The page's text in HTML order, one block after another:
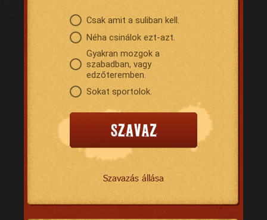
Csak amit a suliban kell.
Néha csinálok ezt-azt.
Gyakran mozgok a
szabadban, vagy
edzőteremben.
Sokat sportolok.
Szavazás állása